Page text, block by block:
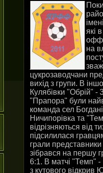
які
на
цукрозаводчани
вихід з групи. В
Кулябівки "Обрій" -
"Прапора" були
команда сел
Ничипорівка та
відрізняються від
підсилилася
грали
зібрався на першу
6:1. В матчі "Темп" -
з кутового